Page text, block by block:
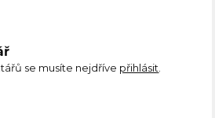
se musíte nejdříve přihlásit